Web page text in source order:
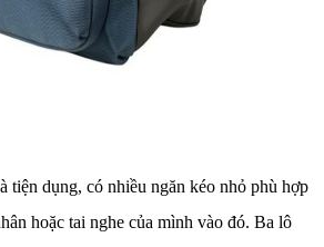
tiện dụng, có nhiều ngăn kéo nhỏ phù hợp
hoặc tai nghe của mình vào đó. Ba lô